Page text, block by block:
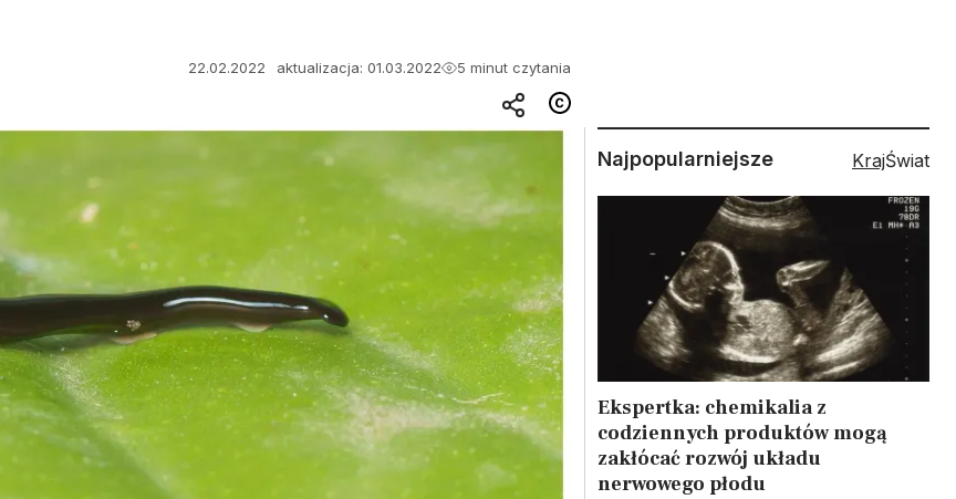
22.02.2022 aktualizacja: 01.03.2022
5 minut czytania
Najpopularniejsze KrajŚwiat
Ekspertka: chemikalia z
codziennych produktów mogą
zakłócać rozwój układu
nerwowego płodu